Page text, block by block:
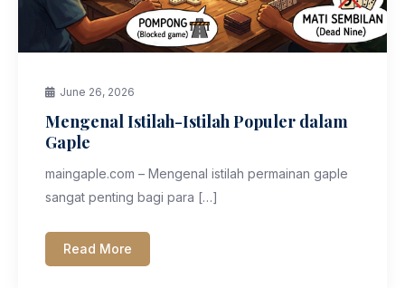
June 26, 2026
Mengenal Istilah-Istilah Populer dalam
Gaple
maingaple.com – Mengenal istilah permainan gaple
sangat penting bagi para […]
Read More